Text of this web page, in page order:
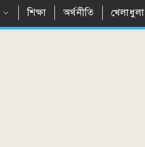
শিক্ষা অর্থনীতি খেলাধুলা